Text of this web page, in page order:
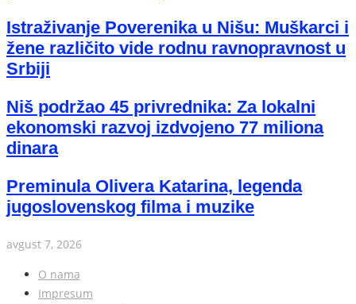
Istraživanje Poverenika u Nišu: Muškarci i
žene različito vide rodnu ravnopravnost u
Srbiji
Niš podržao 45 privrednika: Za lokalni
ekonomski razvoj izdvojeno 77 miliona
dinara
Preminula Olivera Katarina, legenda
jugoslovenskog filma i muzike
avgust 7, 2026
O nama
Impresum